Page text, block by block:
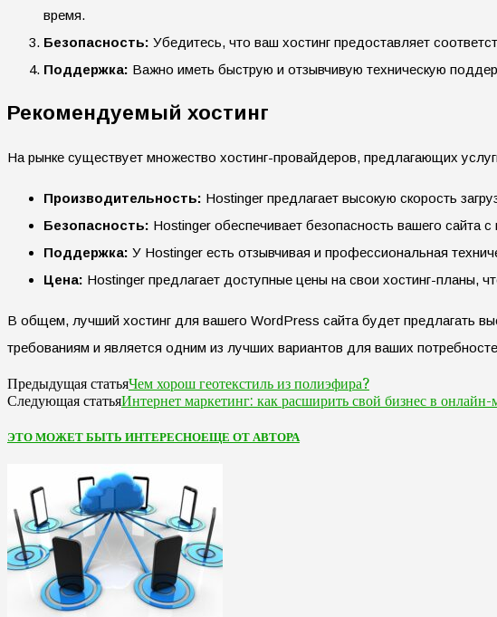
время.
Безопасность: Убедитесь, что ваш хостинг предоставляет
Поддержка: Важно иметь быструю и отзывчивую техническую
Рекомендуемый хостинг
На рынке существует множество хостинг-провайдеров, предлагающих
Производительность: Hostinger предлагает высокую скорость
Безопасность: Hostinger обеспечивает безопасность вашего сайта
Поддержка: У Hostinger есть отзывчивая и профессиональная
Цена: Hostinger предлагает доступные цены на свои хостинг-
В общем, лучший хостинг для вашего WordPress сайта будет предлагать
требованиям и является одним из лучших вариантов для ваших
Предыдущая статьяЧем хорош геотекстиль из полиэфира?
Следующая статьяИнтернет маркетинг: как расширить свой бизнес в онлайн-
ЭТО МОЖЕТ БЫТЬ ИНТЕРЕСНОЕЩЕ ОТ АВТОРА